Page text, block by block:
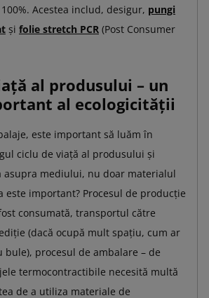
Acestea includ, desigur, pungi
și folie stretch PCR (Post Consumer
al produsului – un
al ecologicității
este important să luăm în
ciclu de viață al produsului și
asupra mediului, nu doar materialul
este important? Procesul de producție
consumată, transportul către
(dacă ocupă mult spațiu, cum ar
bule), procesul de ambalare – de
termocontractibile necesită multă
de a utiliza materiale de